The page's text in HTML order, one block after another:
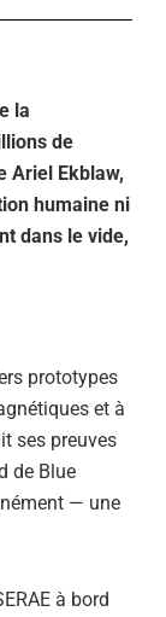
la
de
Ariel Ekblaw,
humaine ni
dans le vide,
prototypes
et à
ses preuves
de Blue
— une
à bord